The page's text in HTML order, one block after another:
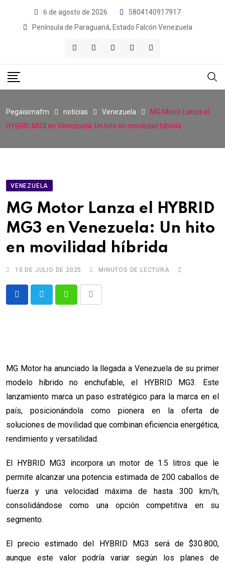
6 de agosto de 2026
5804140917917
Península de Paraguaná, Estado Falcón Venezuela
Pegaisimafm noticias Venezuela
MG Motor Lanza el
HYBRID MG3 en Venezuela: Un hito en movilidad híbrida
VENEZUELA
MG Motor Lanza el HYBRID
MG3 en Venezuela: Un hito
en movilidad híbrida
15 DE JULIO DE 2025 MINUTOS DE LECTURA
MG Motor ha anunciado la llegada a Venezuela de su primer
modelo híbrido no enchufable, el HYBRID MG3. Este
lanzamiento marca un paso estratégico para la marca en el
país, posicionándola como pionera en la oferta de
soluciones de movilidad que combinan eficiencia energética,
rendimiento y versatilidad.
El HYBRID MG3 incorpora un motor de 1.5 litros que le
permite alcanzar una potencia estimada de 200 caballos de
fuerza y una velocidad máxima de hasta 300 km/h,
consolidándose como una opción competitiva en su
segmento.
El precio estimado del HYBRID MG3 será de $30.800,
aunque este valor podría variar según los planes de